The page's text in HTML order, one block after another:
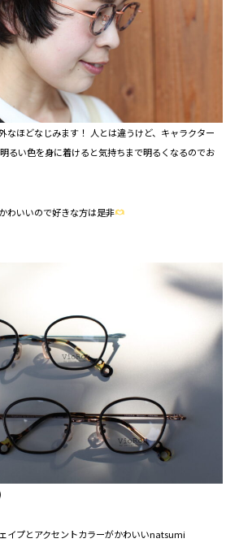
なほどなじみます！ 人とは違うけど、キャラクター
明るい色を身に着けると気持ちまで明るくなるのでお
わいいので好きな方は是非
イプとアクセントカラーがかわいいnatsumi